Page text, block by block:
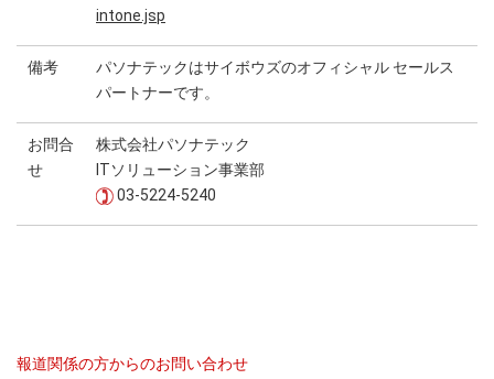
intone.jsp
備考
パソナテックはサイボウズのオフィシャル セールス
パートナーです。
お問合
せ
株式会社パソナテック
ITソリューション事業部
03-5224-5240
報道関係の方からのお問い合わせ